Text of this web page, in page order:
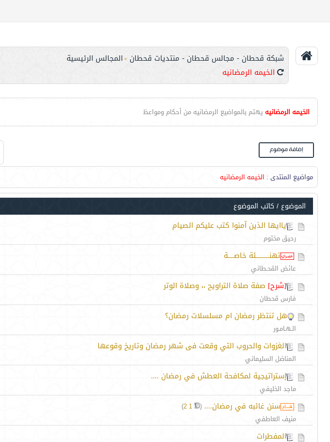
شبكة قحطان - مجالس قحطان - منتديات قحطان > المجالس الرئيسية
الخيمه الرمضانيه
الخيمه الرمضانيه يهتم بالمواضيع الرمضانيه من أحكام ومواعظ
مواضيع المنتدى : الخيمه الرمضانيه
الموضوع / كاتب الموضوع
ياايها الذين آمنوا كتب عليكم الصيام
رحيق مختوم
تهنـــــــــئة خاصــــة
عائض القحـطاني
[شرح] صفة صلاة التراويح ،، وصلاة الوتر
فارس قحطان
هل تنتظر رمضان ام مسلسلات رمضان؟
الـهـامـور
الغزوات والحروب التي وقعت فى شهر رمضان وتاريخ وقوعها
المناضل السليماني
إستراتيجية لمكافحة العطش في رمضان ....
ماجد الخليفي
سنن غائبه في رمضان.... (
1
2
)
منيف العاطفي
المفطرات